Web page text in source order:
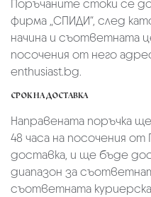
Поръчаните стоки се
фирмa „СПИДИ“, след
начина и съответната
посочения от него
enthusiast.bg.
СРОК НА ДОСТАВКА
Направената поръчка
48 часа на посочения
доставка, и ще бъде
диапазон за
съответната